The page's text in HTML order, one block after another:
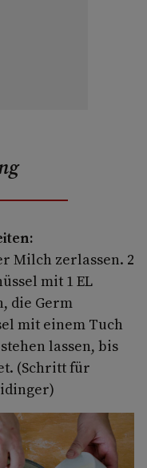
Milch zerlassen. 2
mit 1 EL
die Germ
mit einem Tuch
lassen, bis
(Schritt für